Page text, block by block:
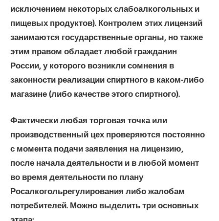
исключением некоторых слабоалкогольных и
пищевых продуктов). Контролем этих лицензий
занимаются государственные органы, но также
этим правом обладает любой гражданин
России, у которого возникли сомнения в
законности реализации спиртного в каком-либо
магазине (либо качестве этого спиртного).
Фактически любая торговая точка или
производственный цех проверяются постоянно
с момента подачи заявления на лицензию,
после начала деятельности и в любой момент
во время деятельности по плану
Росалкогольрегулирования либо жалобам
потребителей. Можно выделитьтри основных